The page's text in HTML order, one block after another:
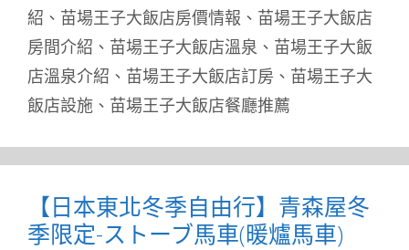
紹 、 苗場王子大飯店房價情報 、 苗場王子大飯店
房間介紹 、 苗場王子大飯店溫泉 、 苗場王子大飯
店溫泉介紹 、 苗場王子大飯店訂房 、 苗場王子大
飯店設施 、 苗場王子大飯店餐廳推薦
【日本東北冬季自由行】青森屋冬
季限定-ストーブ馬車(暖爐馬車)